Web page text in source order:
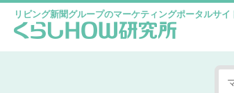
リビング新聞グループのマーケティングポータルサイ